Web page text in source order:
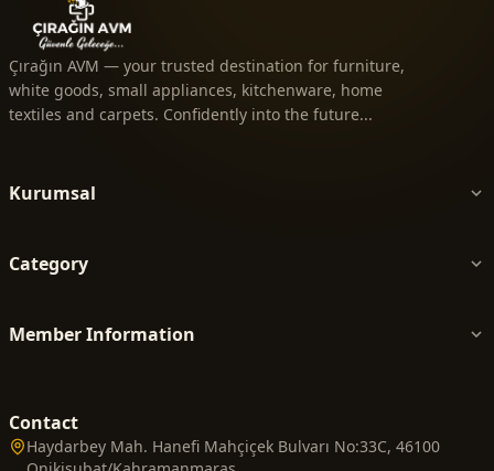
Çırağın AVM — your trusted destination for furniture,
white goods, small appliances, kitchenware, home
textiles and carpets. Confidently into the future...
Kurumsal
Category
Member Information
Contact
Haydarbey Mah. Hanefi Mahçiçek Bulvarı No:33C, 46100